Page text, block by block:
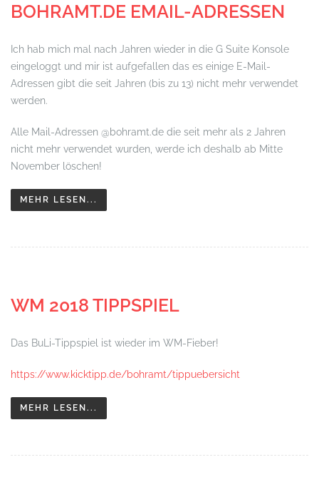
BOHRAMT.DE EMAIL-ADRESSEN
Ich hab mich mal nach Jahren wieder in die G Suite Konsole
eingeloggt und mir ist aufgefallen das es einige E-Mail-
Adressen gibt die seit Jahren (bis zu 13) nicht mehr verwendet
werden.
Alle Mail-Adressen @bohramt.de die seit mehr als 2 Jahren
nicht mehr verwendet wurden, werde ich deshalb ab Mitte
November löschen!
MEHR LESEN...
WM 2018 TIPPSPIEL
Das BuLi-Tippspiel ist wieder im WM-Fieber!
https://www.kicktipp.de/bohramt/tippuebersicht
MEHR LESEN...